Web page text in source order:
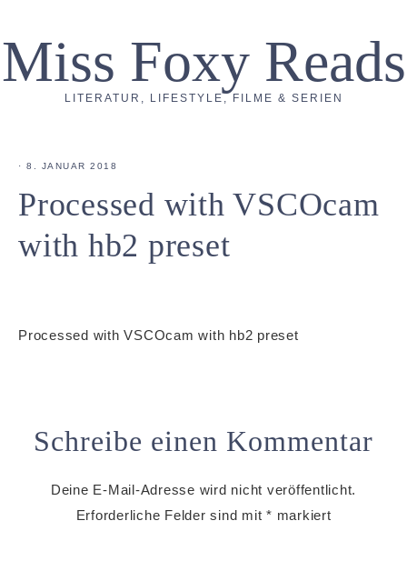
Miss Foxy Reads
LITERATUR, LIFESTYLE, FILME & SERIEN
· 8. JANUAR 2018
Processed with VSCOcam
with hb2 preset
Processed with VSCOcam with hb2 preset
Schreibe einen Kommentar
Deine E-Mail-Adresse wird nicht veröffentlicht.
Erforderliche Felder sind mit * markiert